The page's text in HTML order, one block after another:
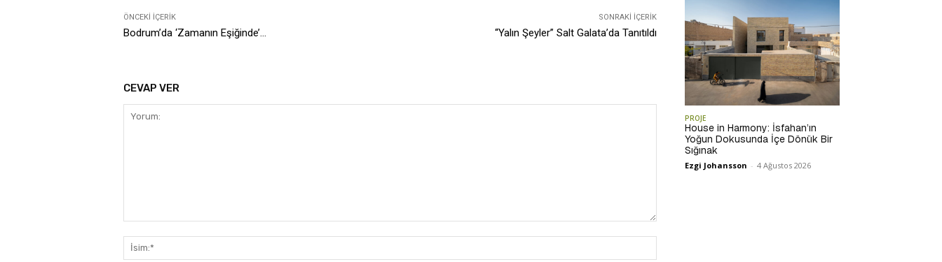
ÖNCEKI İÇERIK
Bodrum’da ‘Zamanın Eşiğinde’…
SONRAKI İÇERIK
“Yalın Şeyler” Salt Galata’da Tanıtıldı
CEVAP VER
PROJE
House in Harmony: İsfahan’ın
Yoğun Dokusunda İçe Dönük Bir
Sığınak
Ezgi Johansson - 4 Ağustos 2026